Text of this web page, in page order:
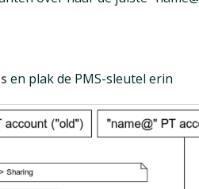
en plak de PMS-sleutel erin